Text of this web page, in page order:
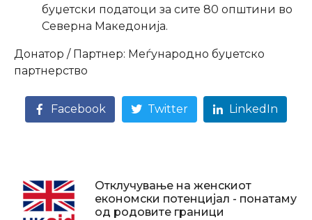
буџетски податоци за сите 80 општини во
Северна Македонија.
Донатор / Партнер: Меѓународно буџетско
партнерство
Facebook Twitter LinkedIn
Отклучување на женскиот
економски потенцијал - понатаму
од родовите граници